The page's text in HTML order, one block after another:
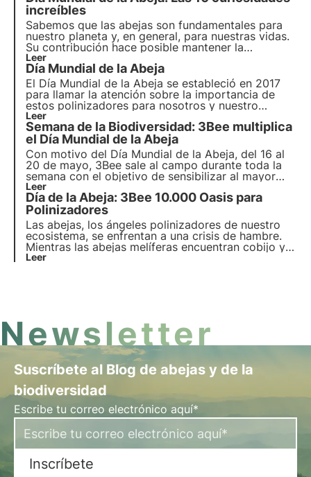
enfrentan a diario.
increíbles
Sabemos que las abejas son fundamentales para
nuestro planeta y, en general, para nuestras vidas.
Su contribución hace posible mantener la
biodiversidad, los ecosistemas y, en nuestro caso,
tener en nuestras mesas muchos alimentos que de
otro modo no estarían disponibles.
Leer
Día Mundial de la Abeja
El Día Mundial de la Abeja se estableció en 2017
para llamar la atención sobre la importancia de
estos polinizadores para nosotros y nuestro
planeta. Durante años, las abejas han contribuido
silenciosamente a nuestro bienestar, pero en las
últimas décadas su bienestar está cada vez más en
peligro.
Leer
Semana de la Biodiversidad: 3Bee multiplica
el Día Mundial de la Abeja
Con motivo del Día Mundial de la Abeja, del 16 al
20 de mayo, 3Bee sale al campo durante toda la
semana con el objetivo de sensibilizar al mayor
número posible de personas sobre la importancia
de cuestiones fundamentales relacionadas con la
salvaguarda del planeta y el mantenimiento de la
biodiversidad.
Leer
Día de la Abeja: 3Bee 10.000 Oasis para
Polinizadores
Las abejas, los ángeles polinizadores de nuestro
ecosistema, se enfrentan a una crisis de hambre.
Mientras las abejas melíferas encuentran cobijo y
cuidados en manos de los apicultores, las abejas
Leer
Newsletter
Suscríbete al Blog de abejas y de la
biodiversidad
Escribe tu correo electrónico aquí*
Inscríbete